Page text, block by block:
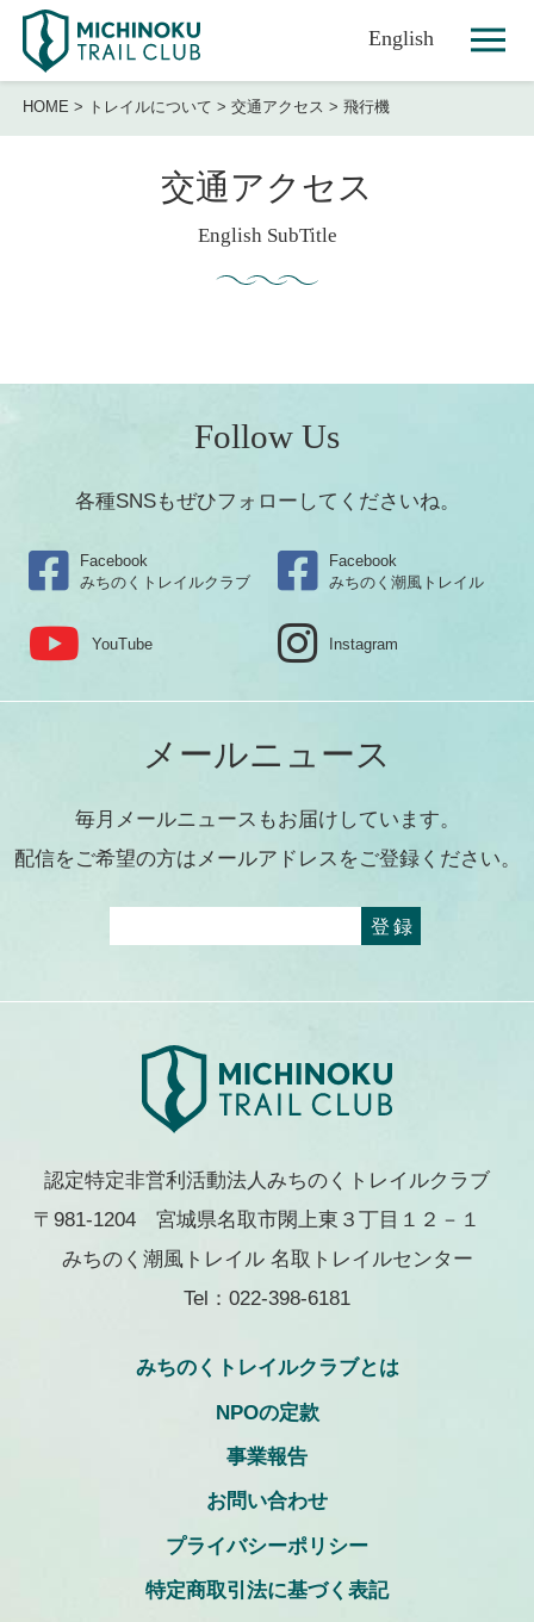
English
HOME > トレイルについて >交通アクセス >飛行機
交通アクセス
English SubTitle
Follow Us
各種SNSもぜひフォローしてくださいね。
Facebook
みちのくトレイルクラブ
Facebook
みちのく潮風トレイル
YouTube Instagram
メールニュース
毎月メールニュースもお届けしています。
配信をご希望の方はメールアドレスをご登録ください。
認定特定非営利活動法人みちのくトレイルクラブ
〒981-1204 宮城県名取市閖上東３丁目１２－１
みちのく潮風トレイル 名取トレイルセンター
Tel：022-398-6181
みちのくトレイルクラブとは
NPOの定款
事業報告
お問い合わせ
プライバシーポリシー
特定商取引法に基づく表記